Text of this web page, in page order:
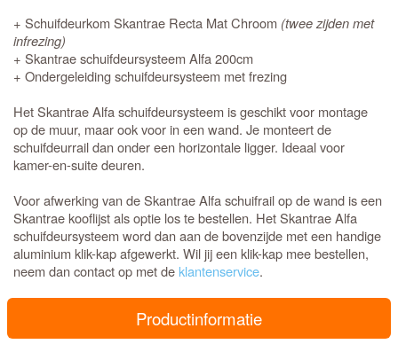
+ Schuifdeurkom Skantrae Recta Mat Chroom (twee zijden met
infrezing)
+ Skantrae schuifdeursysteem Alfa 200cm
+ Ondergeleiding schuifdeursysteem met frezing
Het Skantrae Alfa schuifdeursysteem is geschikt voor montage
op de muur, maar ook voor in een wand. Je monteert de
schuifdeurrail dan onder een horizontale ligger. Ideaal voor
kamer-en-suite deuren.
Voor afwerking van de Skantrae Alfa schuifrail op de wand is een
Skantrae kooflijst als optie los te bestellen. Het Skantrae Alfa
schuifdeursysteem word dan aan de bovenzijde met een handige
aluminium klik-kap afgewerkt. Wil jij een klik-kap mee bestellen,
neem dan contact op met deklantenservice.
Productinformatie